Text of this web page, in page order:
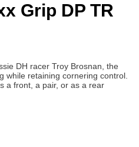
Grip DP TR
DH racer Troy Brosnan, the
while retaining cornering control.
a front, a pair, or as a rear